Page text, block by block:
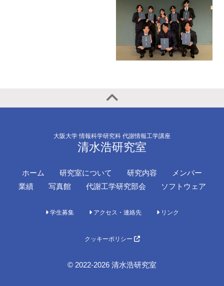
大阪大学 情報科学研究科 代謝情報工学講座
清水浩研究室
ホーム 研究室について 研究内容
メンバー
業績
写真館 代謝工学研究部会 ソフトウェア
学生募集 アクセス・連絡先 リンク
クッキーポリシー
© 2022-2026 清水浩研究室